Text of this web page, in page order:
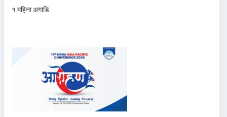
१ महिना अगाडि